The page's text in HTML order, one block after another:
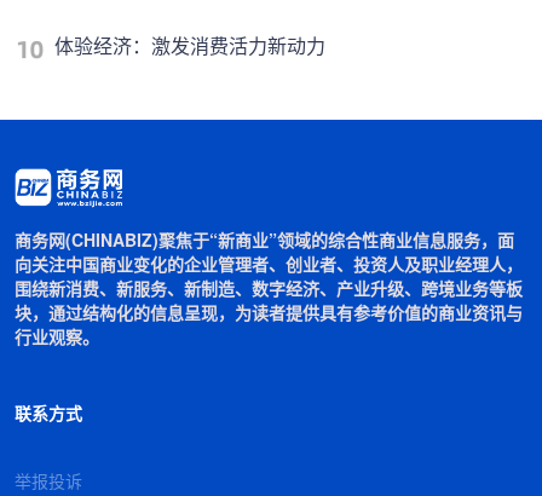
体验经济：激发消费活力新动力
商务网(CHINABIZ)聚焦于“新商业”领域的综合性商业信息服务，面
向关注中国商业变化的企业管理者、创业者、投资人及职业经理人，
围绕新消费、新服务、新制造、数字经济、产业升级、跨境业务等板
块，通过结构化的信息呈现，为读者提供具有参考价值的商业资讯与
行业观察。
联系方式
举报投诉